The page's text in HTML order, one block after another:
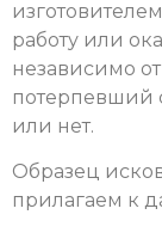
работу или
независимо
потерпевший
или нет.
Образец
прилагаем к